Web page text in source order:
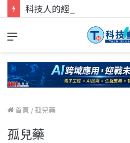
首頁 / 孤兒藥
孤兒藥